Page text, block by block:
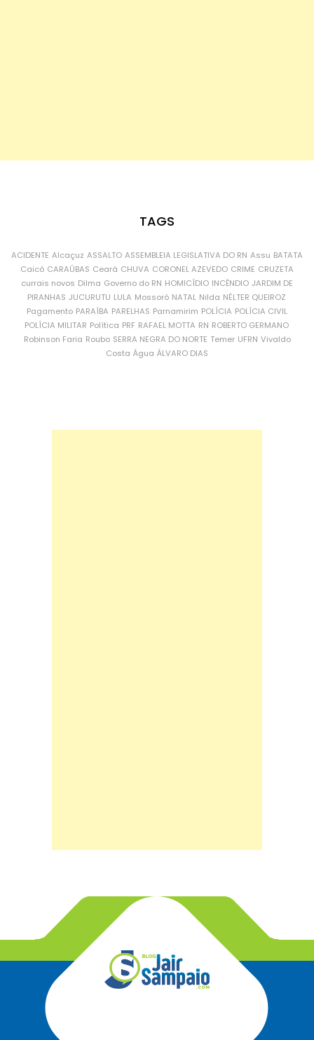
TAGS
ACIDENTE Alcaçuz ASSALTO ASSEMBLEIA LEGISLATIVA DO RN Assu BATATA
Caicó CARAÚBAS Ceará CHUVA CORONEL AZEVEDO CRIME CRUZETA
currais novos Dilma Governo do RN HOMICÍDIO INCÊNDIO JARDIM DE
PIRANHAS JUCURUTU LULA Mossoró NATAL Nilda NÉLTER QUEIROZ
Pagamento PARAÍBA PARELHAS Parnamirim POLÍCIA POLÍCIA CIVIL
POLÍCIA MILITAR Política PRF RAFAEL MOTTA RN ROBERTO GERMANO
Robinson Faria Roubo SERRA NEGRA DO NORTE Temer UFRN Vivaldo
Costa Água ÁLVARO DIAS